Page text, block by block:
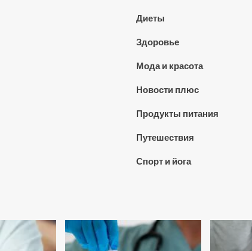
Диеты
Здоровье
Мода и красота
Новости плюс
Продукты питания
Путешествия
Спорт и йога